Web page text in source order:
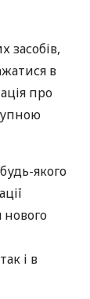
засобів,
в
про
якого
нового
і в